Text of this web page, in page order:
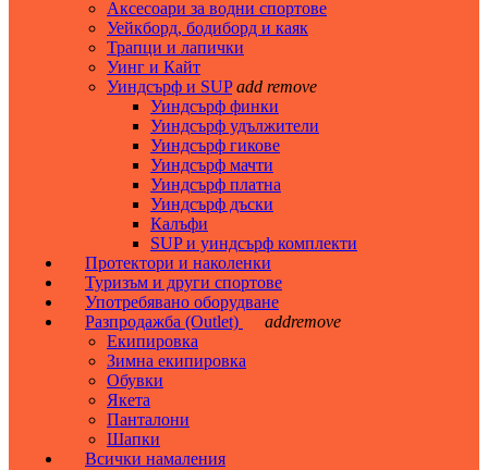
Аксесоари за водни спортове
Уейкборд, бодиборд и каяк
Трапци и лапички
Уинг и Кайт
Уиндсърф и SUP add remove
Уиндсърф финки
Уиндсърф удължители
Уиндсърф гикове
Уиндсърф мачти
Уиндсърф платна
Уиндсърф дъски
Калъфи
SUP и уиндсърф комплекти
Протектори и наколенки
Туризъм и други спортове
Употребявано оборудване
Разпродажба (Outlet)
addremove
Екипировка
Зимна екипировка
Обувки
Якета
Панталони
Шапки
Всички намаления